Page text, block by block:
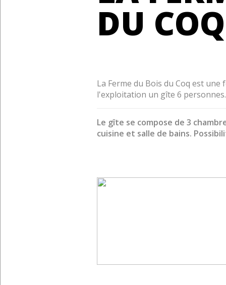
DU COQ
La Ferme du Bois du Coq est
l'exploitation un gîte 6 personnes.
Le gîte se compose de 3
cuisine et salle de bains.